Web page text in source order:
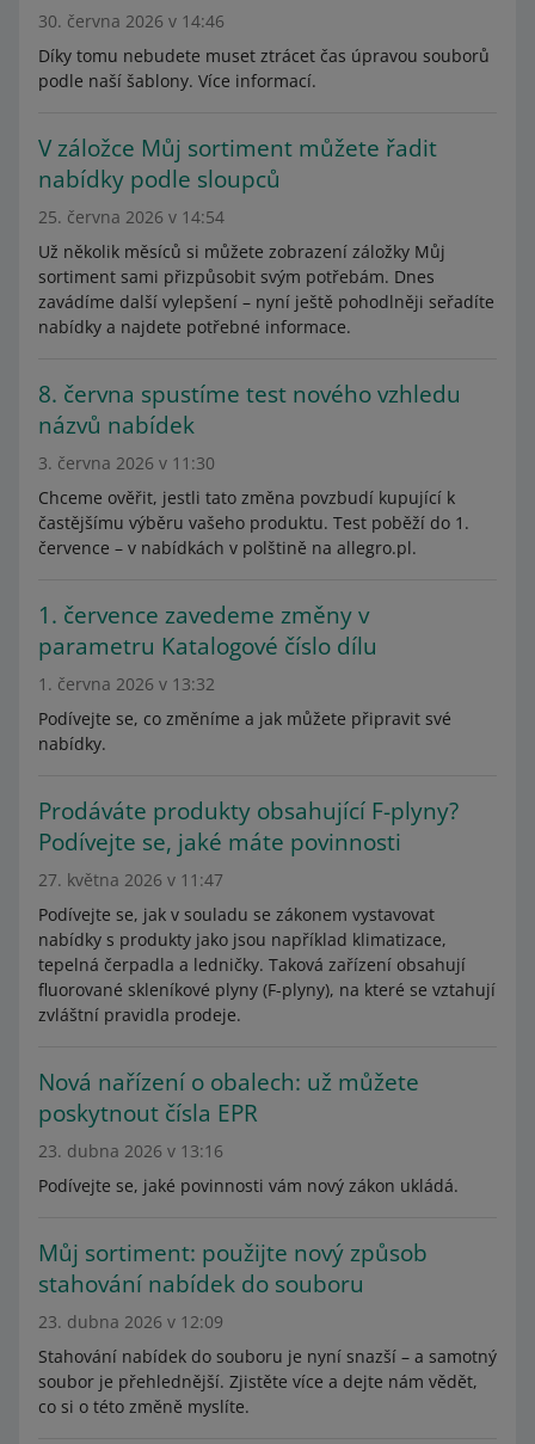
30. června 2026 v 14:46
Díky tomu nebudete muset ztrácet čas úpravou souborů
podle naší šablony. Více informací.
V záložce Můj sortiment můžete řadit
nabídky podle sloupců
25. června 2026 v 14:54
Už několik měsíců si můžete zobrazení záložky Můj
sortiment sami přizpůsobit svým potřebám. Dnes
zavádíme další vylepšení – nyní ještě pohodlněji seřadíte
nabídky a najdete potřebné informace.
8. června spustíme test nového vzhledu
názvů nabídek
3. června 2026 v 11:30
Chceme ověřit, jestli tato změna povzbudí kupující k
častějšímu výběru vašeho produktu. Test poběží do 1.
července – v nabídkách v polštině na allegro.pl.
1. července zavedeme změny v
parametru Katalogové číslo dílu
1. června 2026 v 13:32
Podívejte se, co změníme a jak můžete připravit své
nabídky.
Prodáváte produkty obsahující F-plyny?
Podívejte se, jaké máte povinnosti
27. května 2026 v 11:47
Podívejte se, jak v souladu se zákonem vystavovat
nabídky s produkty jako jsou například klimatizace,
tepelná čerpadla a ledničky. Taková zařízení obsahují
fluorované skleníkové plyny (F-plyny), na které se vztahují
zvláštní pravidla prodeje.
Nová nařízení o obalech: už můžete
poskytnout čísla EPR
23. dubna 2026 v 13:16
Podívejte se, jaké povinnosti vám nový zákon ukládá.
Můj sortiment: použijte nový způsob
stahování nabídek do souboru
23. dubna 2026 v 12:09
Stahování nabídek do souboru je nyní snazší – a samotný
soubor je přehlednější. Zjistěte více a dejte nám vědět,
co si o této změně myslíte.